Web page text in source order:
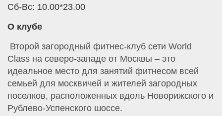
Сб-Вс: 10.00*23.00
О клубе
Второй загородный фитнес-клуб сети World
Class на северо-западе от Москвы – это
идеальное место для занятий фитнесом всей
семьей для москвичей и жителей загородных
поселков, расположенных вдоль Новорижского и
Рублево-Успенского шоссе.